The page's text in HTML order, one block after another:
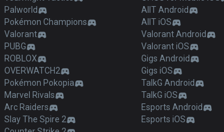
Palworld
Pokémon Champions
Valorant
PUBG
ROBLOX
OVERWATCH2
Pokémon Pokopia
Marvel Rivals
Arc Raiders
Slay The Spire 2
AllT Android
AllT iOS
Valorant Android
Valorant iOS
Gigs Android
Gigs iOS
TalkG Android
TalkG iOS
Esports Android
Esports iOS